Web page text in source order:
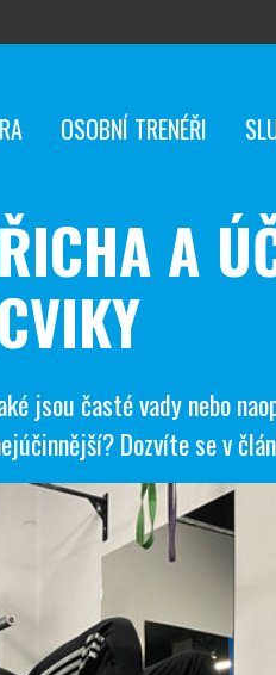
OSOBNÍ TRENÉŘI
A
CVIKY
jsou časté vady nebo
Dozvíte se v